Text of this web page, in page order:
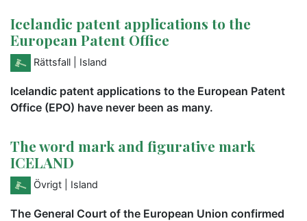
Icelandic patent applications to the
European Patent Office
Rättsfall | Island
Icelandic patent applications to the European Patent
Office (EPO) have never been as many.
The word mark and figurative mark
ICELAND
Övrigt | Island
The General Court of the European Union confirmed